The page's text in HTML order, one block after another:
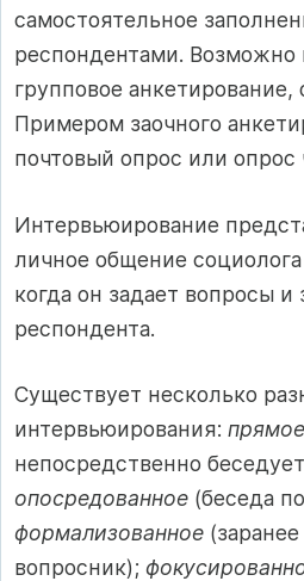
самостоятельное
респондентами. Возможно
групповое анкетирование,
Примером заочного
почтовый опрос или опрос
Интервьюирование
личное общение
когда он задает вопросы и
респондента.
Существует несколько
интервьюирования: прямое
непосредственно
опосредованное (беседа
формализованное
вопросник);